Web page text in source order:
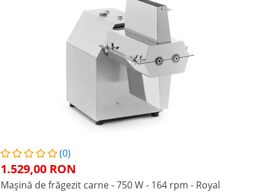
(0)
1.529,00 RON
Mașină de frăgezit carne - 750 W - 164 rpm - Royal